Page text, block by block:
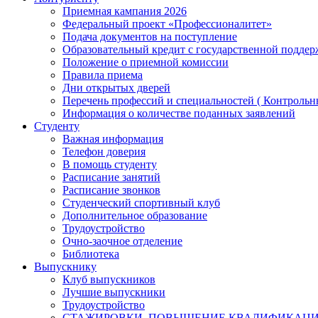
Приемная кампания 2026
Федеральный проект «Профессионалитет»
Подача документов на поступление
Образовательный кредит с государственной
Положение о приемной комиссии
Правила приема
Дни открытых дверей
Перечень профессий и специальностей (
Информация о количестве поданных заявлений
Студенту
Важная информация
Телефон доверия
В помощь студенту
Расписание занятий
Расписание звонков
Студенческий спортивный клуб
Дополнительное образование
Трудоустройство
Очно-заочное отделение
Библиотека
Выпускнику
Клуб выпускников
Лучшие выпускники
Трудоустройство